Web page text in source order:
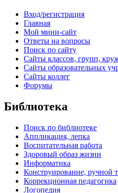
Вход/регистрация
Главная
Мой мини-сайт
Ответы на вопросы
Поиск по сайту
Сайты классов, групп,
Сайты образовательных
Сайты коллег
Форумы
Библиотека
Поиск по библиотеке
Аппликация, лепка
Воспитательная работа
Здоровый образ жизни
Информатика
Конструирование, ручной
Коррекционная педагогика
Логопедия